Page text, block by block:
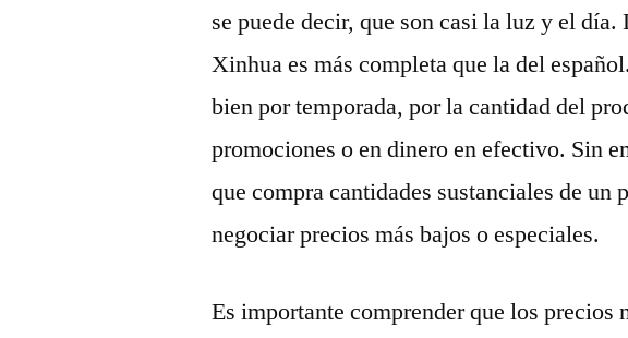
se puede decir, que son casi la luz y el
Xinhua es más completa que la del
bien por temporada, por la cantidad del
promociones o en dinero en efectivo. Sin
que compra cantidades sustanciales de un
negociar precios más bajos o especiales.
Es importante comprender que los precios